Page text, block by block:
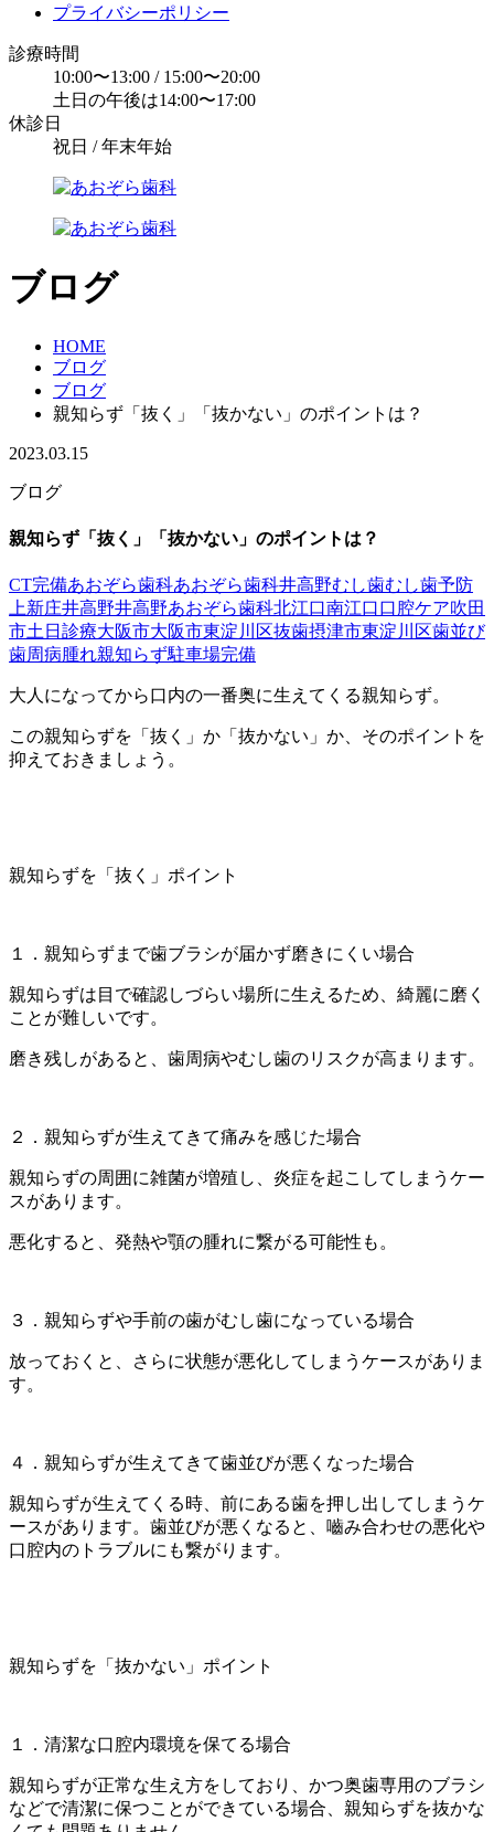
プライバシーポリシー
診療時間
10:00〜13:00 / 15:00〜20:00
土日の午後は14:00〜17:00
休診日
祝日 / 年末年始
ブログ
HOME
ブログ
ブログ
親知らず「抜く」「抜かない」のポイントは？
2023.03.15
ブログ
親知らず「抜く」「抜かない」のポイントは？
CT完備あおぞら歯科あおぞら歯科井高野むし歯むし歯予防
上新庄井高野井高野あおぞら歯科北江口南江口口腔ケア吹田
市土日診療大阪市大阪市東淀川区抜歯摂津市東淀川区歯並び
歯周病腫れ親知らず駐車場完備
大人になってから口内の一番奥に生えてくる親知らず。
この親知らずを「抜く」か「抜かない」か、そのポイントを
抑えておきましょう。
親知らずを「抜く」ポイント
１．親知らずまで歯ブラシが届かず磨きにくい場合
親知らずは目で確認しづらい場所に生えるため、綺麗に磨く
ことが難しいです。
磨き残しがあると、歯周病やむし歯のリスクが高まります。
２．親知らずが生えてきて痛みを感じた場合
親知らずの周囲に雑菌が増殖し、炎症を起こしてしまうケー
スがあります。
悪化すると、発熱や顎の腫れに繋がる可能性も。
３．親知らずや手前の歯がむし歯になっている場合
放っておくと、さらに状態が悪化してしまうケースがありま
す。
４．親知らずが生えてきて歯並びが悪くなった場合
親知らずが生えてくる時、前にある歯を押し出してしまうケ
ースがあります。歯並びが悪くなると、嚙み合わせの悪化や
口腔内のトラブルにも繋がります。
親知らずを「抜かない」ポイント
１．清潔な口腔内環境を保てる場合
親知らずが正常な生え方をしており、かつ奥歯専用のブラシ
などで清潔に保つことができている場合、親知らずを抜かな